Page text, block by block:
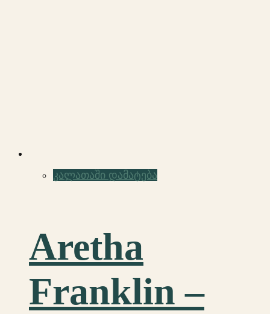
კალათაში დამატება
Aretha
Franklin –